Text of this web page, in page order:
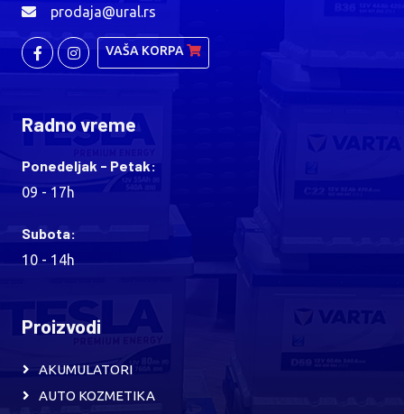
prodaja@ural.rs
VAŠA KORPA
Radno vreme
Ponedeljak - Petak:
09 - 17h
Subota:
10 - 14h
Proizvodi
AKUMULATORI
AUTO KOZMETIKA